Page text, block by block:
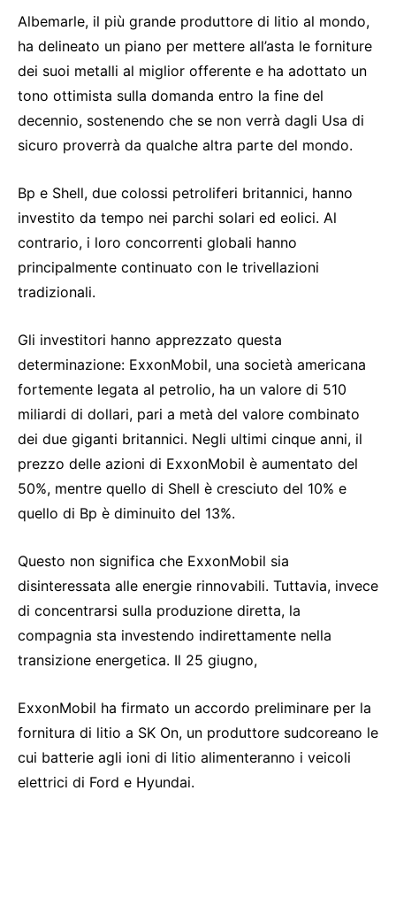
Albemarle, il più grande produttore di litio al mondo,
ha delineato un piano per mettere all’asta le forniture
dei suoi metalli al miglior offerente e ha adottato un
tono ottimista sulla domanda entro la fine del
decennio, sostenendo che se non verrà dagli Usa di
sicuro proverrà da qualche altra parte del mondo.
Bp e Shell, due colossi petroliferi britannici, hanno
investito da tempo nei parchi solari ed eolici. Al
contrario, i loro concorrenti globali hanno
principalmente continuato con le trivellazioni
tradizionali.
Gli investitori hanno apprezzato questa
determinazione: ExxonMobil, una società americana
fortemente legata al petrolio, ha un valore di 510
miliardi di dollari, pari a metà del valore combinato
dei due giganti britannici. Negli ultimi cinque anni, il
prezzo delle azioni di ExxonMobil è aumentato del
50%, mentre quello di Shell è cresciuto del 10% e
quello di Bp è diminuito del 13%.
Questo non significa che ExxonMobil sia
disinteressata alle energie rinnovabili. Tuttavia, invece
di concentrarsi sulla produzione diretta, la
compagnia sta investendo indirettamente nella
transizione energetica. Il 25 giugno,
ExxonMobil ha firmato un accordo preliminare per la
fornitura di litio a SK On, un produttore sudcoreano le
cui batterie agli ioni di litio alimenteranno i veicoli
elettrici di Ford e Hyundai.